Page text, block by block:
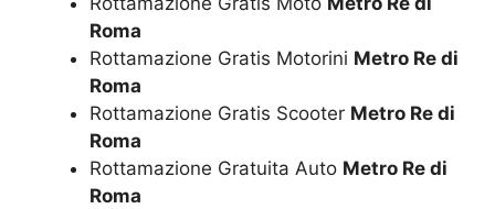
Roma
Rottamazione Gratis Motorini Metro Re di
Roma
Rottamazione Gratis Scooter Metro Re di
Roma
Rottamazione Gratuita Auto Metro Re di
Roma